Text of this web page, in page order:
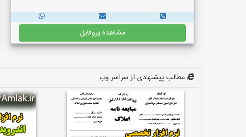
مشاهده پروفایل
مطالب پیشنهادی از سراسر وب